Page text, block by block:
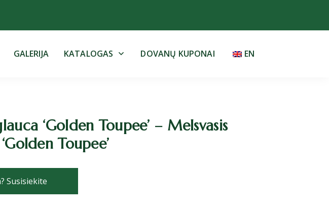
GALERIJA KATALOGAS DOVANŲ KUPONAI EN
‘Golden Toupee’ – Melsvasis
Toupee’
Susisiekite